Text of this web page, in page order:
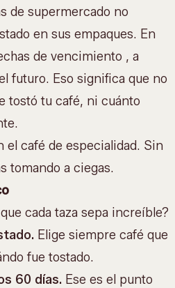
de supermercado no
en sus empaques. En
de vencimiento , a
futuro. Eso significa que no
tostó tu café, ni cuánto
el café de especialidad. Sin
tomando a ciegas.
cada taza sepa increíble?
Elige siempre café que
fue tostado.
60 días. Ese es el punto